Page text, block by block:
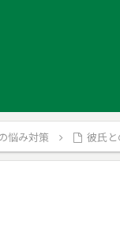
悩み対策 彼氏